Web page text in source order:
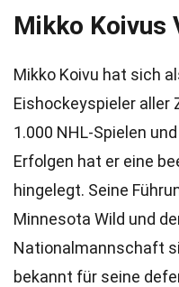
Mikko Koivus
Mikko Koivu hat sich
Eishockeyspieler aller
1.000 NHL-Spielen
Erfolgen hat er eine
hingelegt. Seine
Minnesota Wild und
Nationalmannschaft
bekannt für seine